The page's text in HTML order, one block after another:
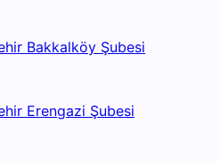
Bakkalköy Şubesi
Erengazi Şubesi